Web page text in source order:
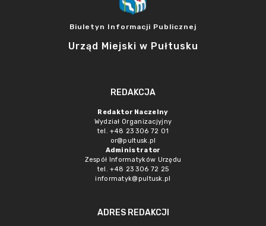
Biuletyn Informacji Publicznej
Urząd Miejski w Pułtusku
REDAKCJA
Redaktor Naczelny
Wydział Organizacjyjny
tel. +48 23 306 72 01
or@pultusk.pl
Administrator
Zespół Informatyków Urzędu
tel. +48 23 306 72 25
informatyk@pultusk.pl
ADRES REDAKCJI